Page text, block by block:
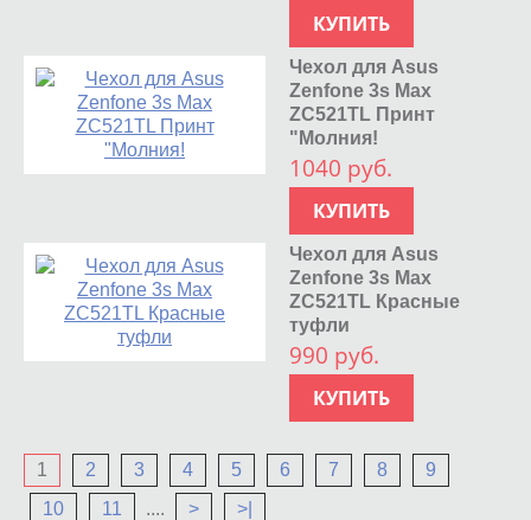
КУПИТЬ
Чехол для Asus
Zenfone 3s Max
ZC521TL Принт
"Молния!
1040 руб.
КУПИТЬ
Чехол для Asus
Zenfone 3s Max
ZC521TL Красные
туфли
990 руб.
КУПИТЬ
1 2 3 4 5 6 7 8
9
10
11 .... > >|